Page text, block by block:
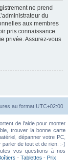
ne prend
du
aux membres
pris connaissance
privée. Assurez-vous
au format UTC+02:00
de l'aide pour monter
trouver la bonne carte
dépanner votre PC,
parler de tout et de rien. :-)
vos questions à nos
- Tablettes - Prix